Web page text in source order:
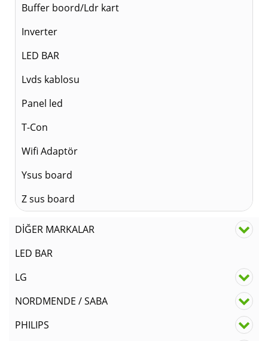
Buffer boord/Ldr kart
Inverter
LED BAR
Lvds kablosu
Panel led
T-Con
Wifi Adaptör
Ysus board
Z sus board
DİĞER MARKALAR
LED BAR
LG
NORDMENDE / SABA
PHILIPS